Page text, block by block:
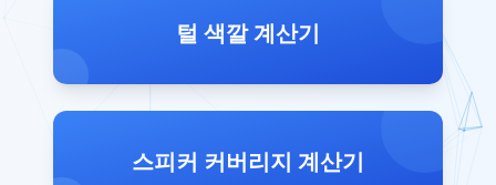
털 색깔 계산기
스피커 커버리지 계산기